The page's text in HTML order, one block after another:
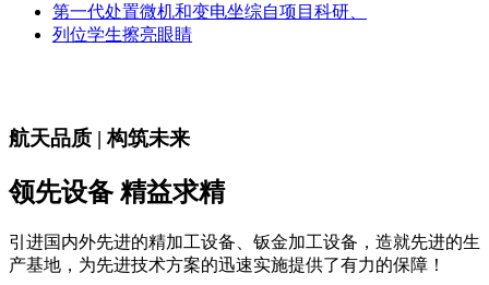
第一代处置微机和变电坐综自项目科研、
列位学生擦亮眼睛
航天品质 | 构筑未来
领先设备 精益求精
引进国内外先进的精加工设备、钣金加工设备，造就先进的生
产基地，为先进技术方案的迅速实施提供了有力的保障！